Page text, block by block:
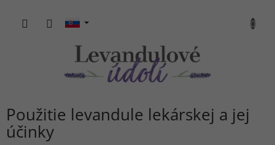
obsah
KOŠÍK
Použitie levandule lekárskej a jej
účinky